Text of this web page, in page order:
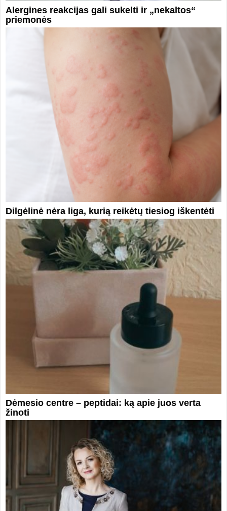
Alergines reakcijas gali sukelti ir „nekaltos“
priemonės
Dilgėlinė nėra liga, kurią reikėtų tiesiog iškentėti
Dėmesio centre – peptidai: ką apie juos verta
žinoti